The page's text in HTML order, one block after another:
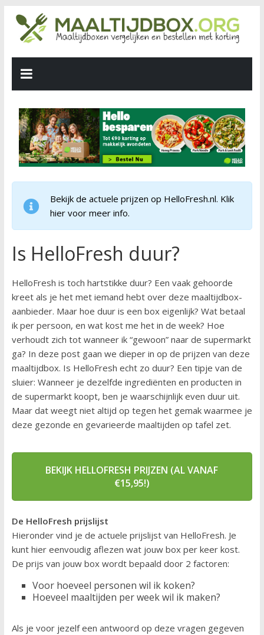
Bekijk de actuele prijzen op HelloFresh.nl. Klik
hier voor meer info.
Is HelloFresh duur?
HelloFresh is toch hartstikke duur? Een vaak gehoorde
kreet als je het met iemand hebt over deze maaltijdbox-
aanbieder. Maar hoe duur is een box eigenlijk? Wat betaal
ik per persoon, en wat kost me het in de week? Hoe
verhoudt zich tot wanneer ik “gewoon” naar de supermarkt
ga? In deze post gaan we dieper in op de prijzen van deze
maaltijdbox. Is HelloFresh echt zo duur? Een tipje van de
sluier: Wanneer je dezelfde ingrediënten en producten in
de supermarkt koopt, ben je waarschijnlijk even duur uit.
Maar dat weegt niet altijd op tegen het gemak waarmee je
deze gezonde en gevarieerde maaltijden op tafel zet.
BEKIJK HELLOFRESH PRIJZEN (AL VANAF
€15,95!)
De HelloFresh prijslijst
Hieronder vind je de actuele prijslijst van HelloFresh. Je
kunt hier eenvoudig aflezen wat jouw box per keer kost.
De prijs van jouw box wordt bepaald door 2 factoren:
Voor hoeveel personen wil ik koken?
Hoeveel maaltijden per week wil ik maken?
Als je voor jezelf een antwoord op deze vragen gegeven